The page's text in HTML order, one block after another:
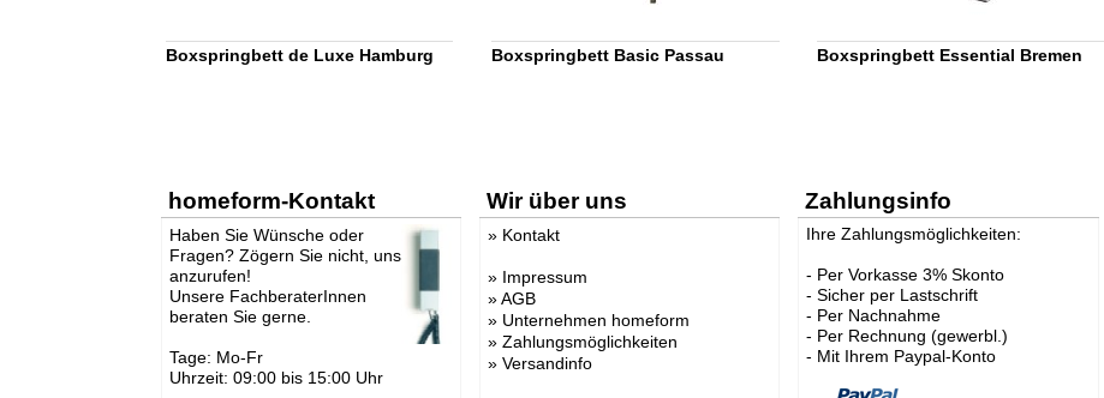
Boxspringbett de Luxe Hamburg Boxspringbett Basic Passau Boxspringbett Essential Bremen
homeform-Kontakt
Haben Sie Wünsche oder
Fragen? Zögern Sie nicht, uns
anzurufen!
Unsere FachberaterInnen
beraten Sie gerne.
Tage: Mo-Fr
Uhrzeit: 09:00 bis 15:00 Uhr
Wir über uns
» Kontakt
» Impressum
»AGB
» Unternehmen homeform
» Zahlungsmöglichkeiten
» Versandinfo
Zahlungsinfo
Ihre Zahlungsmöglichkeiten:
- Per Vorkasse 3% Skonto
- Sicher per Lastschrift
- Per Nachnahme
- Per Rechnung (gewerbl.)
- Mit Ihrem Paypal-Konto